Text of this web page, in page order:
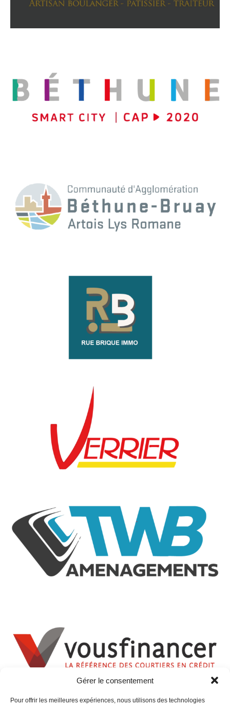
Gérer le consentement
Pour offrir les meilleures expériences, nous utilisons des technologies